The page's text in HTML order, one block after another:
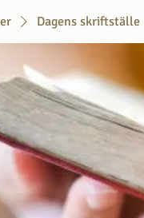
Dagens skriftställe